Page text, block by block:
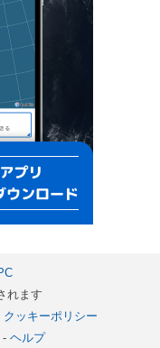
れます
クッキーポリシー
ヘルプ